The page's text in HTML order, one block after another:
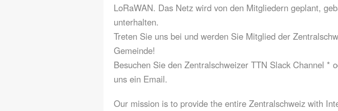
LoRaWAN. Das Netz wird von den Mitgliedern geplant,
unterhalten.
Treten Sie uns bei und werden Sie Mitglied der
Gemeinde!
Besuchen Sie den Zentralschweizer TTN Slack Channel *
uns ein Email.
Our mission is to provide the entire Zentralschweiz with